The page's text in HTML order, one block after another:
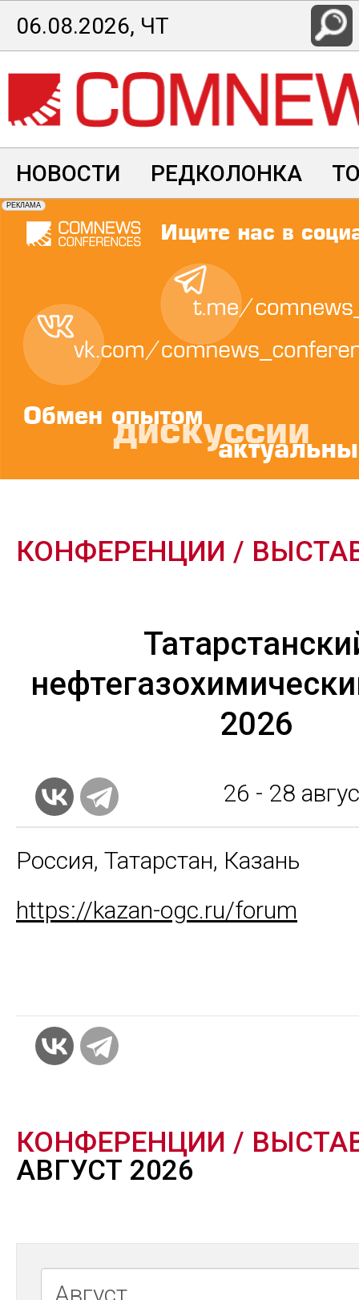
Перейти
к
основному
содержанию
06.08.2026, ЧТ
НОВОСТИ РЕДКОЛОНКА
КОНФЕРЕНЦИИ /
2026
26 - 28
Россия, Татарстан, Казань
https://kazan-ogc.ru/forum
КОНФЕРЕНЦИИ /
АВГУСТ 2026